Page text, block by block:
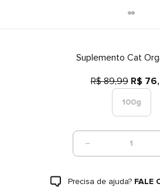
Suplemento Cat
R$ 89,99 R$
100g
1
Precisa de ajuda? FALE